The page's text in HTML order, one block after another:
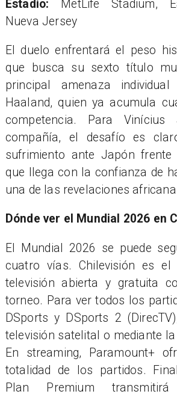
Estadio: MetLife Stadium,
Nueva Jersey
El duelo enfrentará el peso
que busca su sexto título
principal amenaza
Haaland, quien ya acumula
competencia. Para
compañía, el desafío es
sufrimiento ante Japón
que llega con la confianza de
una de las revelaciones
Dónde ver el Mundial 2026 en
El Mundial 2026 se puede
cuatro vías. Chilevisión es
televisión abierta y gratuita
torneo. Para ver todos los
DSports y DSports 2
televisión satelital o mediante la
En streaming, Paramount+
totalidad de los partidos.
Plan Premium